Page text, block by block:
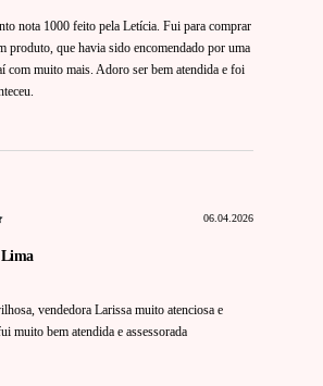
nota 1000 feito pela Letícia. Fui para comprar
produto, que havia sido encomendado por uma
com muito mais. Adoro ser bem atendida e foi
06.04.2026
Lima
vendedora Larissa muito atenciosa e
muito bem atendida e assessorada